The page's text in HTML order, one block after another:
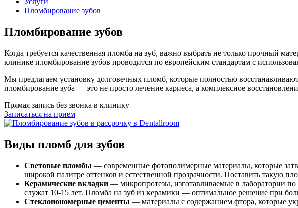
Пломбирование зубов
Пломбирование зубов
Когда требуется качественная пломба на зуб, важно выбрать не только прочный
клинике пломбирование зубов проводится по европейским стандартам с
Мы предлагаем установку долговечных пломб, которые полностью
пломбирование зуба — это не просто лечение кариеса, а комплексное
Прямая запись без звонка в клинику
Записаться на прием
Виды пломб для зубов
Световые пломбы — современные фотополимерные материалы, которые
широкой палитре оттенков и естественной прозрачности. Поставить такую
Керамические вкладки — микропротезы, изготавливаемые в лаборатории
служат 10-15 лет. Пломба на зуб из керамики — оптимальное решение при
Стеклоиономерные цементы — материалы с содержанием фтора, которые